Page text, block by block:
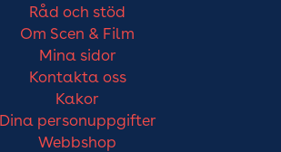
Råd och stöd
Om Scen & Film
Mina sidor
Kontakta oss
Kakor
Dina personuppgifter
Webbshop